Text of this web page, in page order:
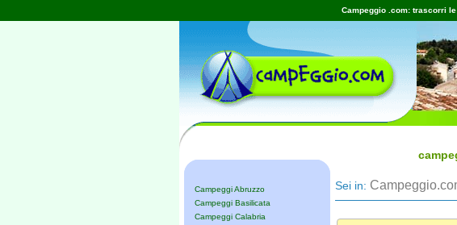
Campeggio .com: trascorri
Campeggi Abruzzo
Campeggi Basilicata
Campeggi Calabria
Sei in: